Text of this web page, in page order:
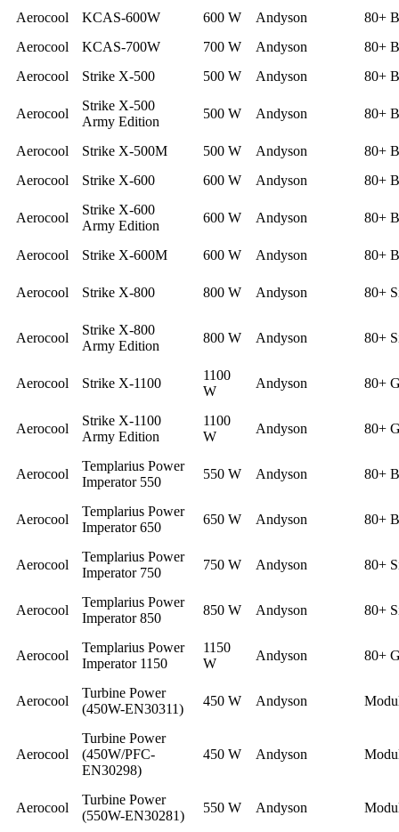
Aerocool KCAS-600W 600 W Andyson
80+
Aerocool
KCAS-700W 700 W Andyson
80+
Aerocool
Strike X-500 500 W Andyson 80+
Aerocool
Strike X-500
Army Edition
500 W Andyson 80+
Aerocool Strike X-500M 500 W Andyson
80+
Aerocool
Strike X-600 600 W Andyson 80+
Aerocool
Strike X-600
Army Edition
600 W Andyson 80+
Aerocool Strike X-600M 600 W Andyson 80+
Aerocool Strike X-800 800 W Andyson 80+
Aerocool
Strike X-800
Army Edition
800 W Andyson 80+
Aerocool Strike X-1100
1100
W
Andyson 80+
Aerocool
Strike X-1100
Army Edition
1100
W
Andyson 80+
Aerocool
Templarius Power
Imperator 550
550 W Andyson 80+
Aerocool
Templarius Power
Imperator 650
650 W Andyson 80+
Aerocool
Templarius Power
Imperator 750
750 W Andyson 80+
Aerocool
Templarius Power
Imperator 850
850 W Andyson 80+
Aerocool
Templarius Power
Imperator 1150
1150
W
Andyson 80+
Aerocool
Turbine Power
(450W-EN30311)
450 W Andyson
Aerocool
Turbine Power
(450W/PFC-
EN30298)
450 W Andyson
Aerocool
Turbine Power
(550W-EN30281)
550 W Andyson